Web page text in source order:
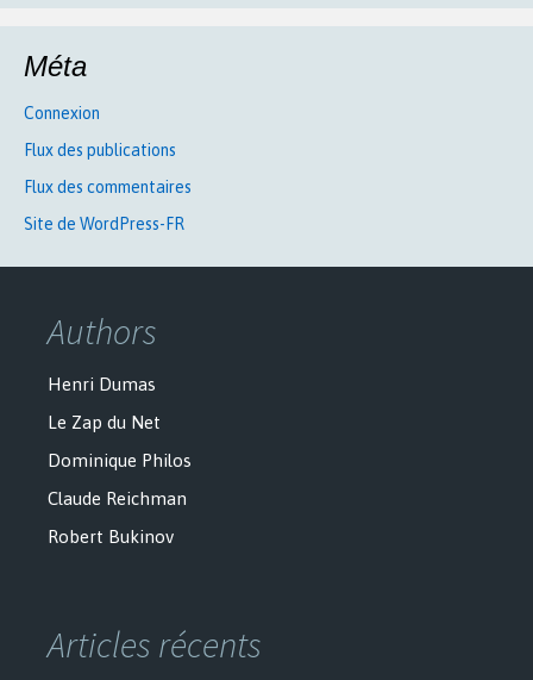
Méta
Connexion
Flux des publications
Flux des commentaires
Site de WordPress-FR
Authors
Henri Dumas
Le Zap du Net
Dominique Philos
Claude Reichman
Robert Bukinov
Articles récents